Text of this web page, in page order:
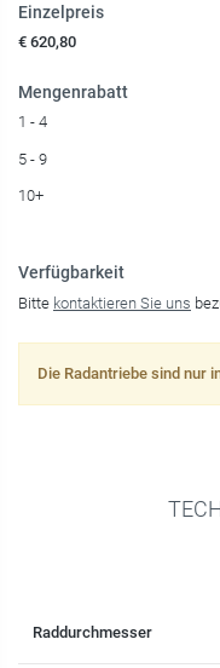
Einzelpreis
€ 620,80
Mengenrabatt
1 - 4
5 - 9
10+
Verfügbarkeit
Bitte kontaktieren Sie uns
Die Radantriebe sind nur
Raddurchmesser